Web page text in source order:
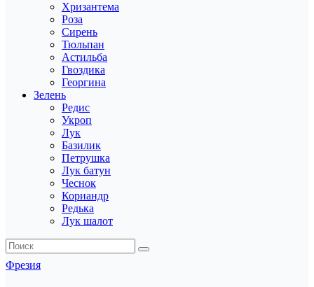
Хризантема
Роза
Сирень
Тюльпан
Астильба
Гвоздика
Георгина
Зелень
Редис
Укроп
Лук
Базилик
Петрушка
Лук батун
Чеснок
Кориандр
Редька
Лук шалот
Фрезия